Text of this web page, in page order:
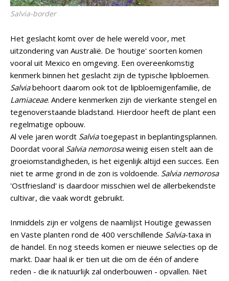
Salvia-border
Het geslacht komt over de hele wereld voor, met
uitzondering van Australië. De 'houtige' soorten komen
vooral uit Mexico en omgeving. Een overeenkomstig
kenmerk binnen het geslacht zijn de typische lipbloemen.
Salviabehoort daarom ook tot de lipbloemigenfamilie, de
Lamiaceae. Andere kenmerken zijn de vierkante stengel en
tegenoverstaande bladstand. Hierdoor heeft de plant een
regelmatige opbouw.
Al vele jaren wordt Salviatoegepast in beplantingsplannen.
Doordat vooral Salvia nemorosaweinig eisen stelt aan de
groeiomstandigheden, is het eigenlijk altijd een succes. Een
niet te arme grond in de zon is voldoende. Salvia nemorosa
'Ostfriesland' is daardoor misschien wel de allerbekendste
cultivar, die vaak wordt gebruikt.
Inmiddels zijn er volgens de naamlijst Houtige gewassen
en Vaste planten rond de 400 verschillende Salvia-taxa in
de handel. En nog steeds komen er nieuwe selecties op de
markt. Daar haal ik er tien uit die om de één of andere
reden - die ik natuurlijk zal onderbouwen - opvallen. Niet